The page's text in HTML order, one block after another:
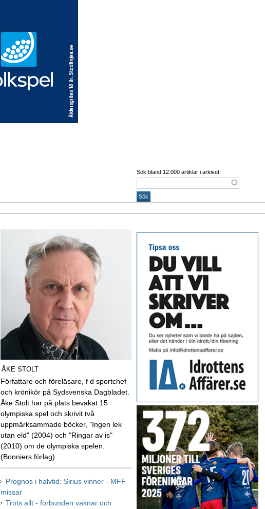
Sök bland 12.000 artiklar i arkivet:
ÅKE STOLT
Författare och föreläsare, f d sportchef
och krönikör på Sydsvenska Dagbladet.
Åke Stolt har på plats bevakat 15
olympiska spel och skrivit två
uppmärksammade böcker, "Ingen lek
utan eld" (2004) och "Ringar av is"
(2010) om de olympiska spelen.
(Bonniers förlag)
Prognos i halvtid: Sirius vinner - MFF
missar
Trots allt - förbunden vaknar och